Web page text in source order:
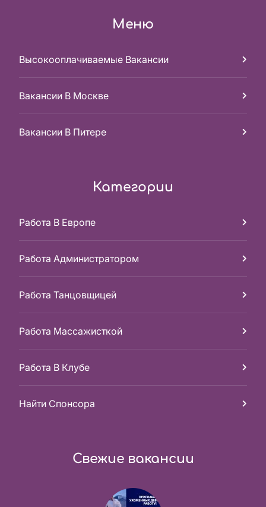
Меню
Высокооплачиваемые Вакансии
Вакансии В Москве
Вакансии В Питере
Категории
Работа В Европе
Работа Администратором
Работа Танцовщицей
Работа Массажисткой
Работа В Клубе
Найти Спонсора
Свежие вакансии